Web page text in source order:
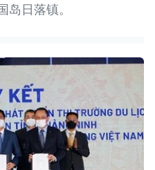
岛日落镇。